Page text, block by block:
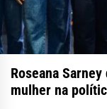
Roseana
mulher na